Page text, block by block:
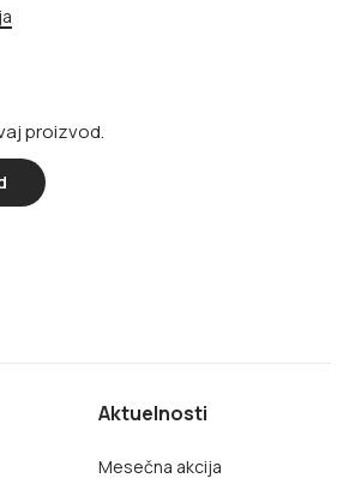
proizvod.
Aktuelnosti
Mesečna akcija